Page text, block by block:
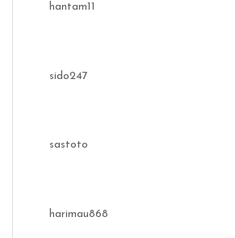
hantam11
sido247
sastoto
harimau868